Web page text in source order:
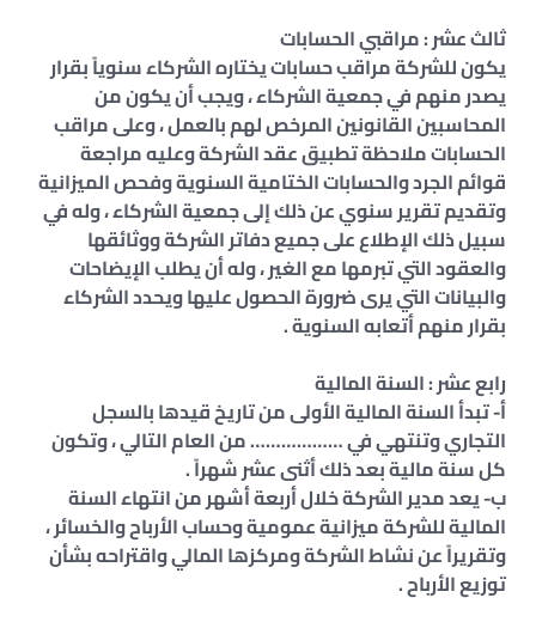
ثالث عشر : مراقبي الحسابات
يكون للشركة مراقب حسابات يختاره الشركاء سنوياً بقرار
يصدر منهم في جمعية الشركاء ، ويجب أن يكون من
المحاسبين القانونين المرخص لهم بالعمل ، وعلى مراقب
الحسابات ملاحظة تطبيق عقد الشركة وعليه مراجعة
قوائم الجرد والحسابات الختامية السنوية وفحص الميزانية
وتقديم تقرير سنوي عن ذلك إلى جمعية الشركاء ، وله في
سبيل ذلك الإطلاع على جميع دفاتر الشركة ووثائقها
والعقود التي تبرمها مع الغير ، وله أن يطلب الإيضاحات
والبيانات التي يرى ضرورة الحصول عليها ويحدد الشركاء
بقرار منهم أتعابه السنوية .
رابع عشر : السنة المالية
أ‌- تبدأ السنة المالية الأولى من تاريخ قيدها بالسجل
التجاري وتنتهي في ……………… من العام التالي ، وتكون
كل سنة مالية بعد ذلك أثنى عشر شهراً .
ب‌- يعد مدير الشركة خلال أربعة أشهر من انتهاء السنة
المالية للشركة ميزانية عمومية وحساب الأرباح والخسائر ،
وتقريراً عن نشاط الشركة ومركزها المالي واقتراحه بشأن
توزيع الأرباح .